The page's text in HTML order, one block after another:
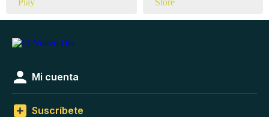
Mi cuenta
Suscríbete